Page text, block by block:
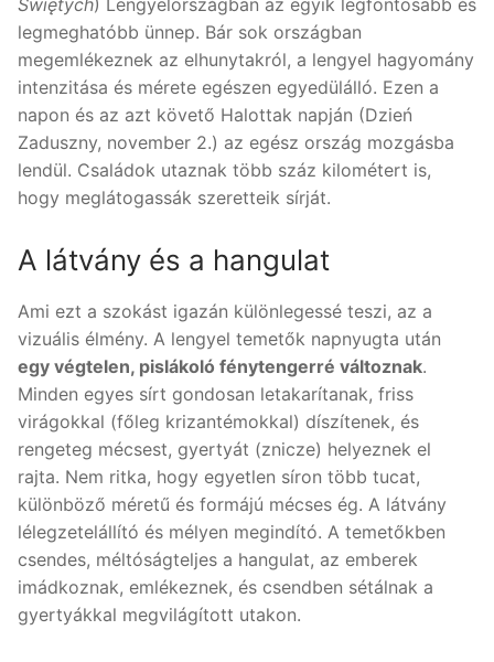
Świętych) Lengyelországban az egyik legfontosabb és
legmeghatóbb ünnep. Bár sok országban
megemlékeznek az elhunytakról, a lengyel hagyomány
intenzitása és mérete egészen egyedülálló. Ezen a
napon és az azt követő Halottak napján (Dzień
Zaduszny, november 2.) az egész ország mozgásba
lendül. Családok utaznak több száz kilométert is,
hogy meglátogassák szeretteik sírját.
A látvány és a hangulat
Ami ezt a szokást igazán különlegessé teszi, az a
vizuális élmény. A lengyel temetők napnyugta után
egy végtelen, pislákoló fénytengerré változnak.
Minden egyes sírt gondosan letakarítanak, friss
virágokkal (főleg krizantémokkal) díszítenek, és
rengeteg mécsest, gyertyát (znicze) helyeznek el
rajta. Nem ritka, hogy egyetlen síron több tucat,
különböző méretű és formájú mécses ég. A látvány
lélegzetelállító és mélyen megindító. A temetőkben
csendes, méltóságteljes a hangulat, az emberek
imádkoznak, emlékeznek, és csendben sétálnak a
gyertyákkal megvilágított utakon.